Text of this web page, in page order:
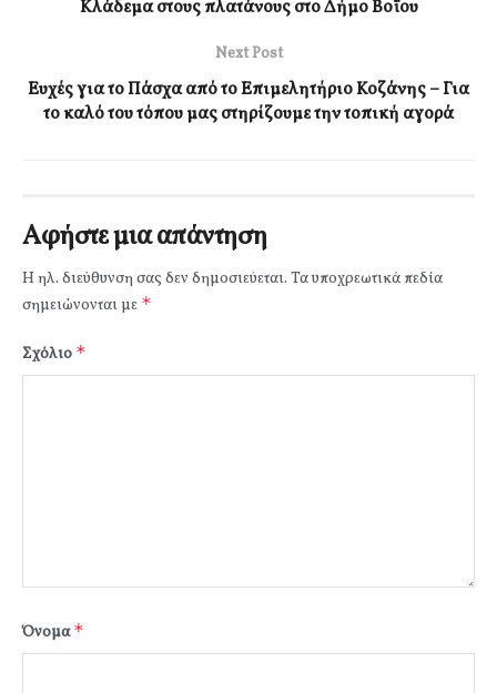
Κλάδεμα στους πλατάνους στο Δήμο Βοΐου
Next Post
Ευχές για το Πάσχα από το Επιμελητήριο Κοζάνης – Για
το καλό του τόπου μας στηρίζουμε την τοπική αγορά
Αφήστε μια απάντηση
Η ηλ. διεύθυνση σας δεν δημοσιεύεται. Τα υποχρεωτικά πεδία
σημειώνονται με *
Σχόλιο *
Όνομα*